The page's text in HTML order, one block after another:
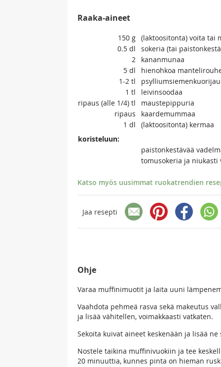
Raaka-aineet
150 g (laktoositonta) voita tai
0.5 dl
sokeria (tai
2
kananmunaa
5 dl
hienohkoa
1-2 tl
1 tl
leivinsoodaa
ripaus (alle 1/4) tl
maustepippuria
ripaus
kaardemummaa
1 dl
(laktoositonta) kermaa
koristeluun:
paistonkestävää
tomusokeria ja
Katso myös uusimmat ruokatrendien
Jaa resepti
Ohje
Varaa muffinimuotit ja laita uuni
Vaahdota pehmeä rasva sekä makeutus
ja lisää vähitellen, voimakkaasti vatkaten.
Sekoita kuivat aineet keskenään ja lisää
Nostele taikina muffinivuokiin ja tee
20 minuuttia, kunnes pinta on hieman